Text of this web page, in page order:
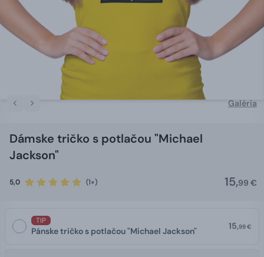
Galéria
Dámske tričko s potlačou "Michael
Jackson"
5,0 (1×) 15,99 €
TIP
Pánske tričko s potlačou "Michael Jackson" 15,99 €